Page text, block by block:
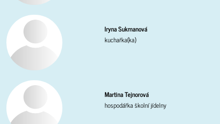
Iryna Sukmanová
kuchařka(ka)
Martina Tejnorová
hospodářka školní jídelny